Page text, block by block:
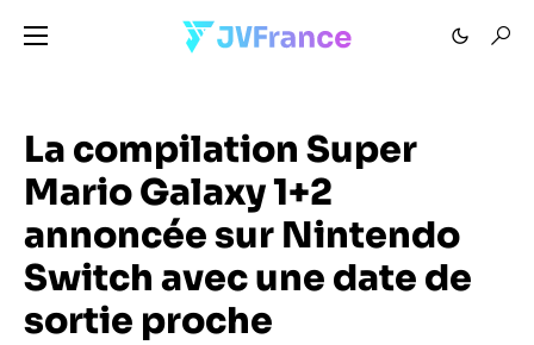
La compilation Super
Mario Galaxy 1+2
annoncée sur Nintendo
Switch avec une date de
sortie proche